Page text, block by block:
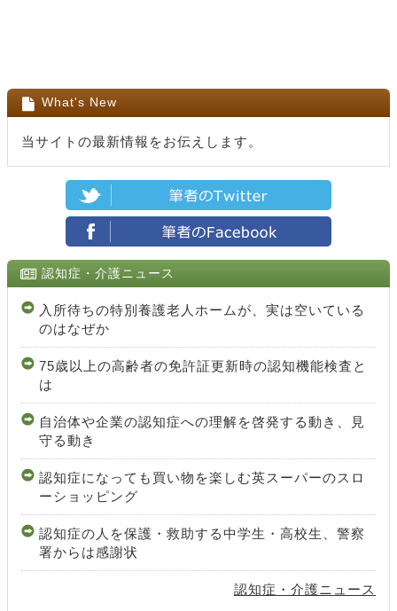
What's New
当サイトの最新情報をお伝えします。
認知症・介護ニュース
入所待ちの特別養護老人ホームが、実は空いている
のはなぜか
75歳以上の高齢者の免許証更新時の認知機能検査と
は
自治体や企業の認知症への理解を啓発する動き、見
守る動き
認知症になっても買い物を楽しむ英スーパーのスロ
ーショッピング
認知症の人を保護・救助する中学生・高校生、警察
署からは感謝状
認知症・介護ニュース